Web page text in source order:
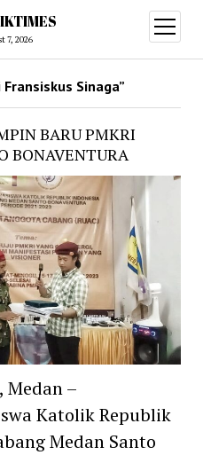
7, 2026
open
menu
Sinaga”
BARU PMKRI
BONAVENTURA
Medan –
Katolik Republik
Medan Santo